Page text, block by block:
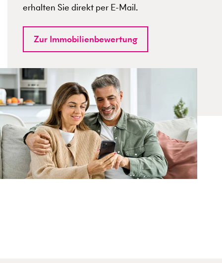
erhalten Sie direkt per E-Mail.
Zur Immobilienbewertung